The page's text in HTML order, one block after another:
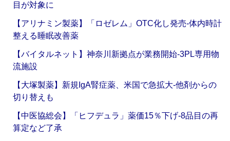
目が対象に
【アリナミン製薬】「ロゼレム」OTC化し発売‐体内時計
整える睡眠改善薬
【バイタルネット】神奈川新拠点が業務開始‐3PL専用物
流施設
【大塚製薬】新規IgA腎症薬、米国で急拡大‐他剤からの
切り替えも
【中医協総会】「ヒフデュラ」薬価15％下げ‐8品目の再
算定など了承